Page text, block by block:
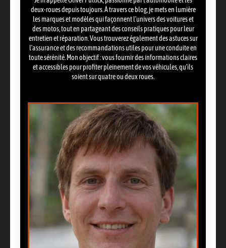
deux-roues depuis toujours. À travers ce blog, je mets en lumière
les marques et modèles qui façonnent l’univers des voitures et
des motos, tout en partageant des conseils pratiques pour leur
entretien et réparation. Vous trouverez également des astuces sur
l’assurance et des recommandations utiles pour une conduite en
toute sérénité. Mon objectif : vous fournir des informations claires
et accessibles pour profiter pleinement de vos véhicules, qu’ils
soient sur quatre ou deux roues.